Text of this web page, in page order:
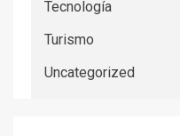
Tecnología
Turismo
Uncategorized